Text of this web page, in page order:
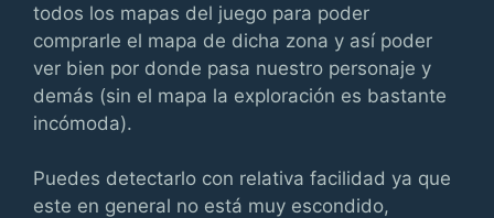
todos los mapas del juego para poder
comprarle el mapa de dicha zona y así poder
ver bien por donde pasa nuestro personaje y
demás (sin el mapa la exploración es bastante
incómoda).
Puedes detectarlo con relativa facilidad ya que
este en general no está muy escondido,